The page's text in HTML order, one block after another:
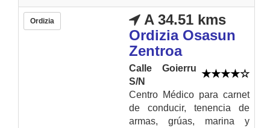
Ordizia
A 34.51 kms
Ordizia Osasun
Zentroa
Calle Goierru
S/N
Centro Médico para carnet
de conducir, tenencia de
armas, grúas, marina y